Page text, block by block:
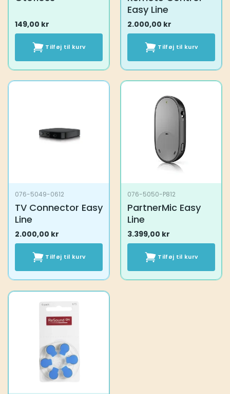
149,00 kr
Tilføj til kurv
Easy Line
2.000,00 kr
Tilføj til kurv
076-5049-0612
TV Connector Easy
Line
2.000,00 kr
Tilføj til kurv
076-5050-P812
PartnerMic Easy
Line
3.399,00 kr
Tilføj til kurv